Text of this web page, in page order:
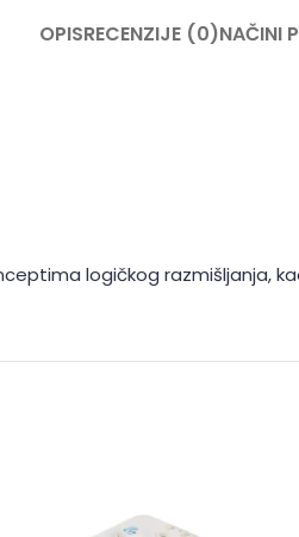
OPISRECENZIJE (0)NAČINI
logičkog razmišljanja,